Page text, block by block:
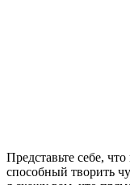
Представьте себе,
способный творить